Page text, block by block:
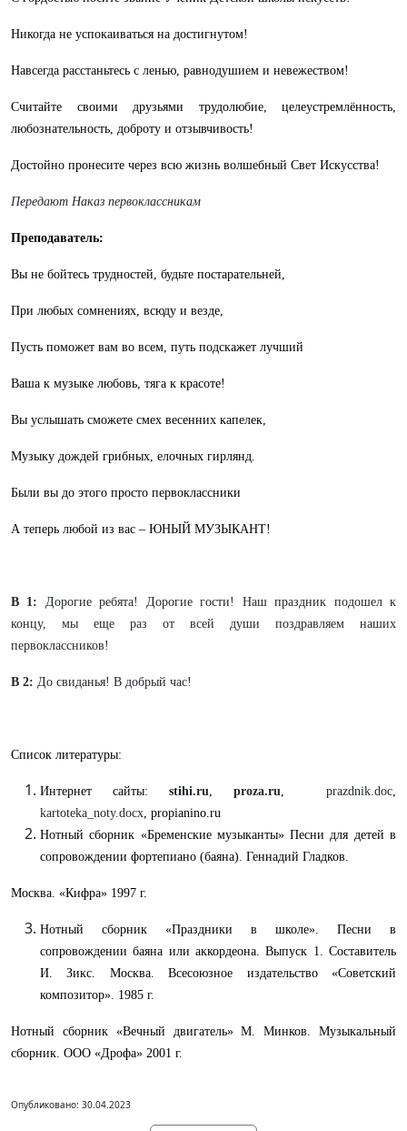
Никогда не успокаиваться на достигнутом!
Навсегда расстаньтесь с ленью, равнодушием и невежеством!
Считайте своими друзьями трудолюбие, целеустремлённость,
любознательность, доброту и отзывчивость!
Достойно пронесите через всю жизнь волшебный Свет Искусства!
Передают Наказ первоклассникам
Преподаватель:
Вы не бойтесь трудностей, будьте постарательней,
При любых сомнениях, всюду и везде,
Пусть поможет вам во всем, путь подскажет лучший
Ваша к музыке любовь, тяга к красоте!
Вы услышать сможете смех весенних капелек,
Музыку дождей грибных, елочных гирлянд.
Были вы до этого просто первоклассники
А теперь любой из вас – ЮНЫЙ МУЗЫКАНТ!
В 1: Дорогие ребята! Дорогие гости! Наш праздник подошел к
концу, мы еще раз от всей души поздравляем наших
первоклассников!
В 2: До свиданья! В добрый час!
Список литературы:
Интернет сайты: stihi.ru, proza.ru, prazdnik.doc,
kartoteka_noty.docx, propianino.ru
Нотный сборник «Бременские музыканты» Песни для детей в
сопровождении фортепиано (баяна). Геннадий Гладков.
Москва. «Кифра» 1997 г.
Нотный сборник «Праздники в школе». Песни в
сопровождении баяна или аккордеона. Выпуск 1. Составитель
И. Зикс. Москва. Всесоюзное издательство «Советский
композитор». 1985 г.
Нотный сборник «Вечный двигатель» М. Минков. Музыкальный
сборник. ООО «Дрофа» 2001 г.
Опубликовано: 30.04.2023